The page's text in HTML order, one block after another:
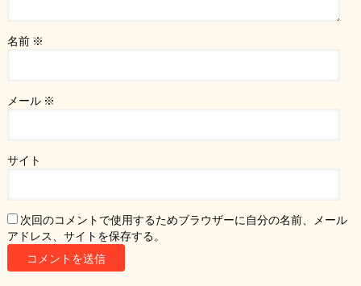
名前 ※
メール ※
サイト
次回のコメントで使用するためブラウザーに自分の名前、メール
アドレス、サイトを保存する。